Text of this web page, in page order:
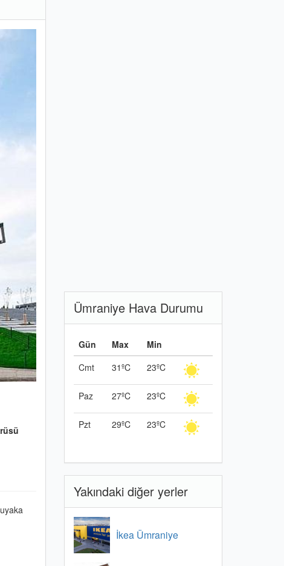
Ümraniye Hava Durumu
Gün Max
Min
Cmt
31ºC 23ºC
Paz 27ºC 23ºC
Pzt 29ºC 23ºC
Yakındaki diğer yerler
İkea Ümraniye